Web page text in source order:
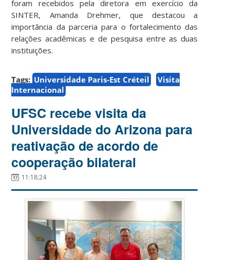
foram recebidos pela diretora em exercício da
SINTER, Amanda Drehmer, que destacou a
importância da parceria para o fortalecimento das
relações acadêmicas e de pesquisa entre as duas
instituições.
Tags: Universidade Paris-Est Créteil
Visita
Internacional
UFSC recebe visita da
Universidade do Arizona para
reativação de acordo de
cooperação bilateral
11:18:24